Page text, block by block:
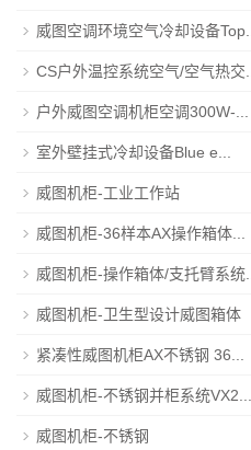
威图空调环境空气冷却设备Top...
CS户外温控系统空气/空气热交...
户外威图空调机柜空调300W-...
室外壁挂式冷却设备Blue e...
威图机柜-工业工作站
威图机柜-36样本AX操作箱体...
威图机柜-操作箱体/支托臂系统...
威图机柜-卫生型设计威图箱体
紧凑性威图机柜AX不锈钢 36...
威图机柜-不锈钢并柜系统VX2...
威图机柜-不锈钢